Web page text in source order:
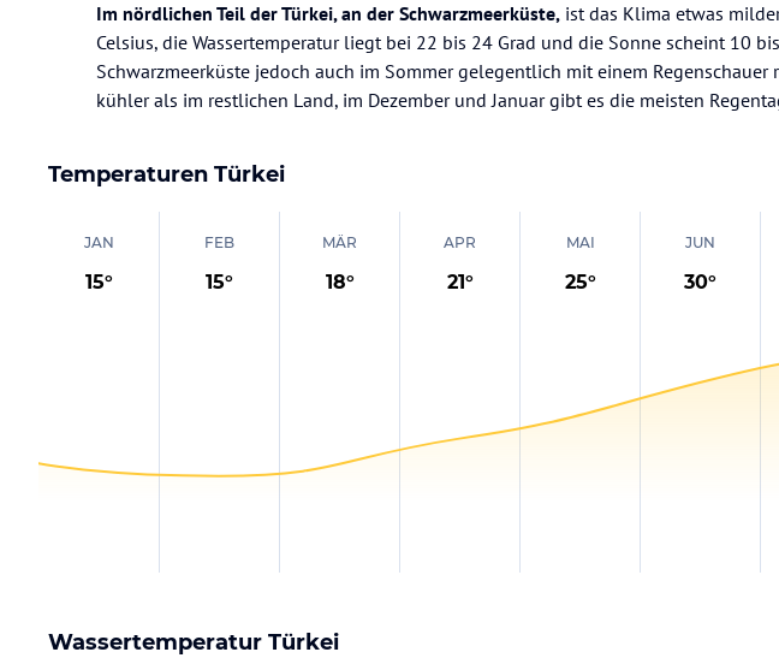
Im nördlichen Teil der Türkei, an der Schwarzmeerküste, ist das Klima etwas
Celsius, die Wassertemperatur liegt bei 22 bis 24 Grad und die Sonne scheint 10
Schwarzmeerküste jedoch auch im Sommer gelegentlich mit einem
kühler als im restlichen Land, im Dezember und Januar gibt es die meisten
Temperaturen Türkei
JAN
15°
FEB
15°
MÄR
18°
APR
21°
MAI
25°
JUN
30°
Wassertemperatur Türkei